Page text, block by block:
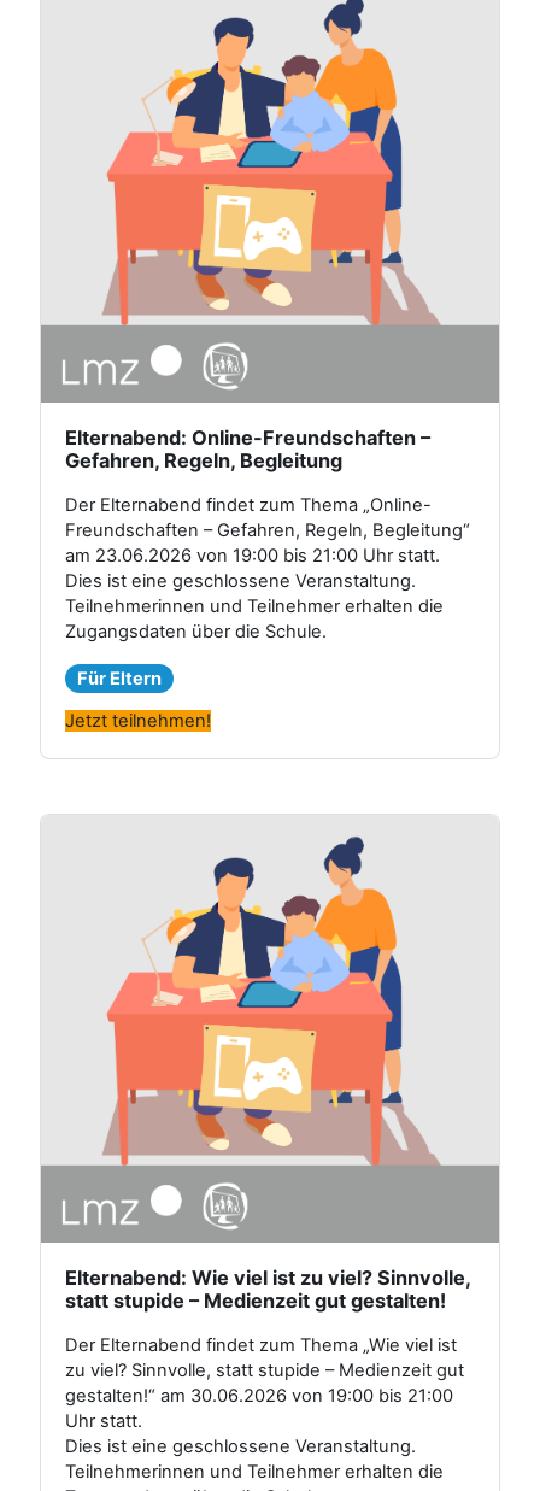
Elternabend: Online-Freundschaften –
Gefahren, Regeln, Begleitung
Der Elternabend findet zum Thema „Online-
Freundschaften – Gefahren, Regeln, Begleitung“
am 23.06.2026 von 19:00 bis 21:00 Uhr statt.
Dies ist eine geschlossene Veranstaltung.
Teilnehmerinnen und Teilnehmer erhalten die
Zugangsdaten über die Schule.
Für Eltern
Jetzt teilnehmen!
Elternabend: Wie viel ist zu viel? Sinnvolle,
statt stupide – Medienzeit gut gestalten!
Der Elternabend findet zum Thema „Wie viel ist
zu viel? Sinnvolle, statt stupide – Medienzeit gut
gestalten!“ am 30.06.2026 von 19:00 bis 21:00
Uhr statt.
Dies ist eine geschlossene Veranstaltung.
Teilnehmerinnen und Teilnehmer erhalten die